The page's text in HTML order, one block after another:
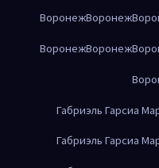
ВоронежВоронеж
ВоронежВоронеж
Габриэль Гарсиа
Габриэль Гарсиа